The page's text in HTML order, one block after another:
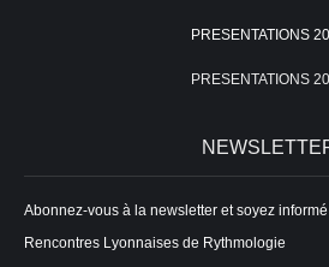
PRESENTATIONS
PRESENTATIONS
Abonnez-vous à la newsletter et soyez
Rencontres Lyonnaises de Rythmologie